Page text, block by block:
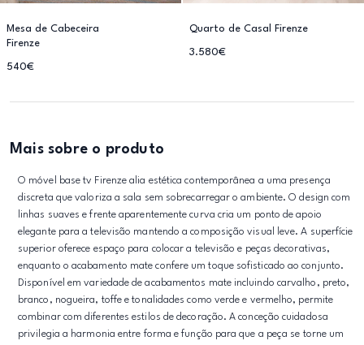
Mesa de Cabeceira
Firenze
540€
Quarto de Casal Firenze
3.580€
Mais sobre o produto
O móvel base tv Firenze alia estética contemporânea a uma presença
discreta que valoriza a sala sem sobrecarregar o ambiente. O design com
linhas suaves e frente aparentemente curva cria um ponto de apoio
elegante para a televisão mantendo a composição visual leve. A superfície
superior oferece espaço para colocar a televisão e peças decorativas,
enquanto o acabamento mate confere um toque sofisticado ao conjunto.
Disponível em variedade de acabamentos mate incluindo carvalho, preto,
branco, nogueira, toffe e tonalidades como verde e vermelho, permite
combinar com diferentes estilos de decoração. A conceção cuidadosa
privilegia a harmonia entre forma e função para que a peça se torne um